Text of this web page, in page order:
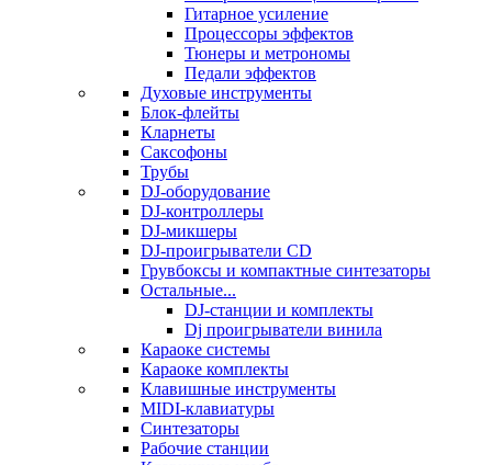
Гитарное усиление
Процессоры эффектов
Тюнеры и метрономы
Педали эффектов
Духовые инструменты
Блок-флейты
Кларнеты
Саксофоны
Трубы
DJ-оборудование
DJ-контроллеры
DJ-микшеры
DJ-проигрыватели CD
Грувбоксы и компактные синтезаторы
Остальные...
DJ-станции и комплекты
Dj проигрыватели винила
Караоке системы
Караоке комплекты
Клавишные инструменты
MIDI-клавиатуры
Синтезаторы
Рабочие станции